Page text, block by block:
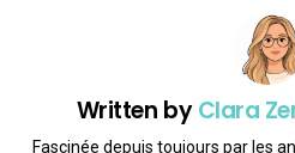
Written byClara
Fascinée depuis toujours par les